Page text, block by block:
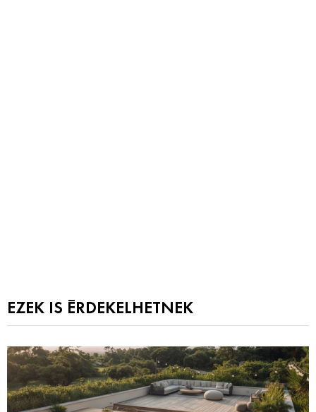
EZEK IS ÉRDEKELHETNEK